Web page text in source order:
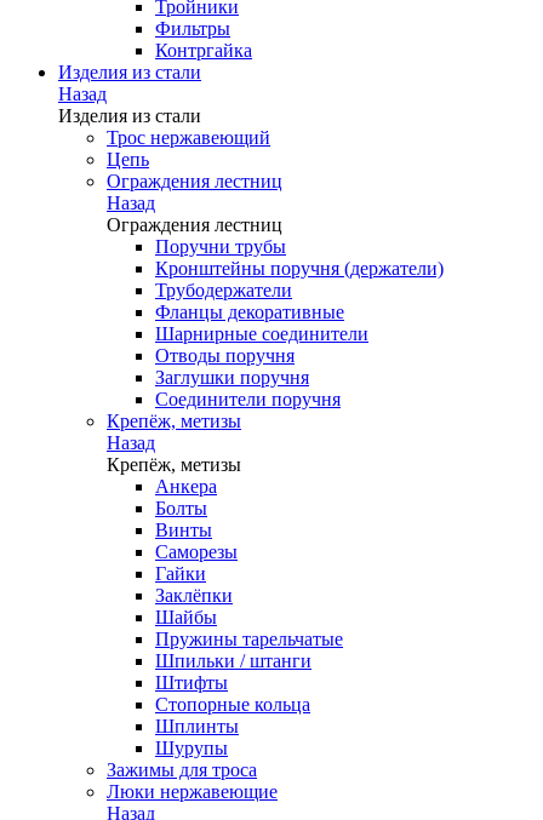
Тройники
Фильтры
Контргайка
Изделия из стали
Назад
Изделия из стали
Трос нержавеющий
Цепь
Ограждения лестниц
Назад
Ограждения лестниц
Поручни трубы
Кронштейны поручня (держатели)
Трубодержатели
Фланцы декоративные
Шарнирные соединители
Отводы поручня
Заглушки поручня
Соединители поручня
Крепёж, метизы
Назад
Крепёж, метизы
Анкера
Болты
Винты
Саморезы
Гайки
Заклёпки
Шайбы
Пружины тарельчатые
Шпильки / штанги
Штифты
Стопорные кольца
Шплинты
Шурупы
Зажимы для троса
Люки нержавеющие
Назад